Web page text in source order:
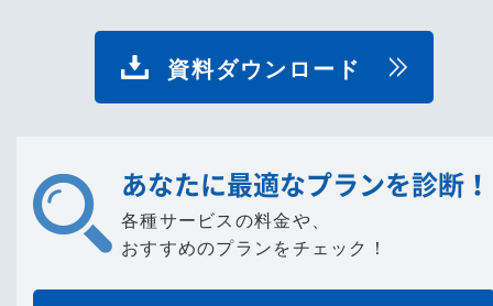
資料ダウンロード
あなたに最適なプランを診断！
各種サービスの料金や、
おすすめのプランをチェック！